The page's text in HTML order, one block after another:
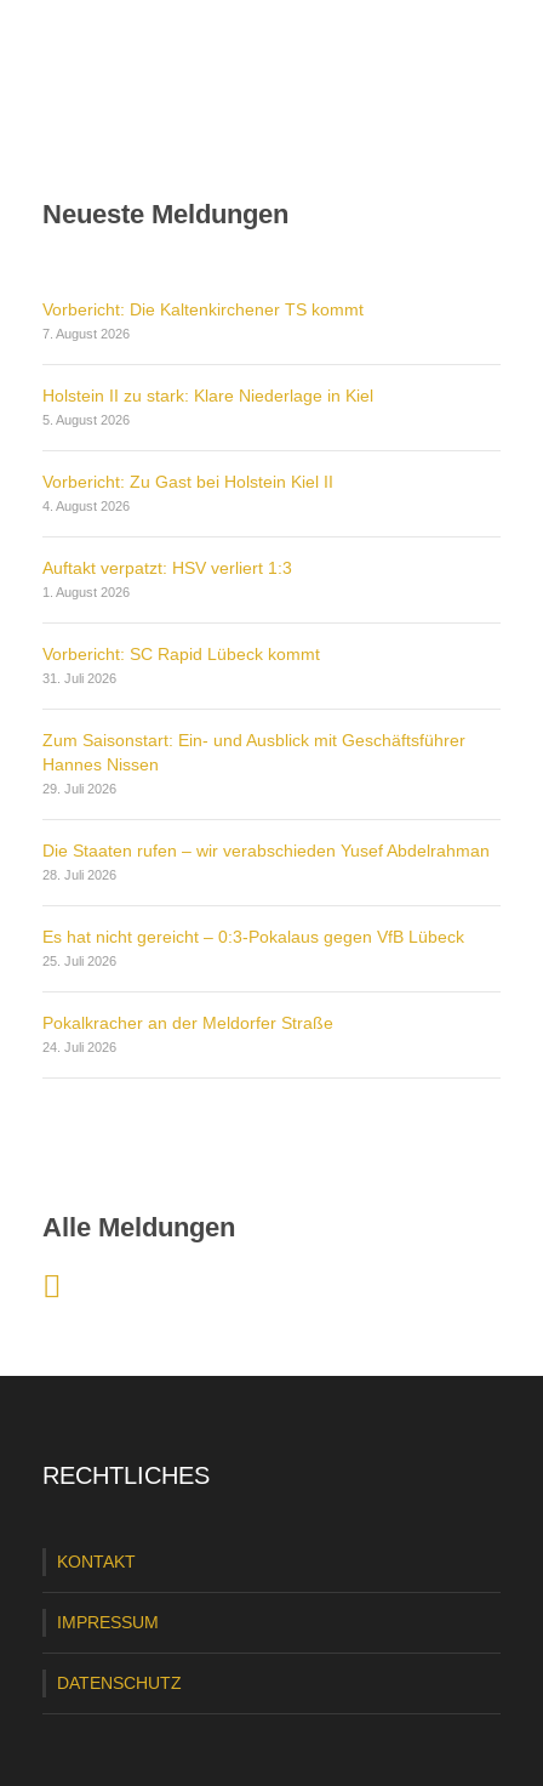
Neueste Meldungen
Vorbericht: Die Kaltenkirchener TS kommt
7. August 2026
Holstein II zu stark: Klare Niederlage in Kiel
5. August 2026
Vorbericht: Zu Gast bei Holstein Kiel II
4. August 2026
Auftakt verpatzt: HSV verliert 1:3
1. August 2026
Vorbericht: SC Rapid Lübeck kommt
31. Juli 2026
Zum Saisonstart: Ein- und Ausblick mit Geschäftsführer
Hannes Nissen
29. Juli 2026
Die Staaten rufen – wir verabschieden Yusef Abdelrahman
28. Juli 2026
Es hat nicht gereicht – 0:3-Pokalaus gegen VfB Lübeck
25. Juli 2026
Pokalkracher an der Meldorfer Straße
24. Juli 2026
Alle Meldungen
l
O
b
e
RECHTLICHES
KONTAKT
IMPRESSUM
DATENSCHUTZ